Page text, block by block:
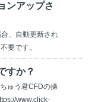
ンアップさ
、自動更新され
要です。
すか？
ゅう君CFDの操
www.click-